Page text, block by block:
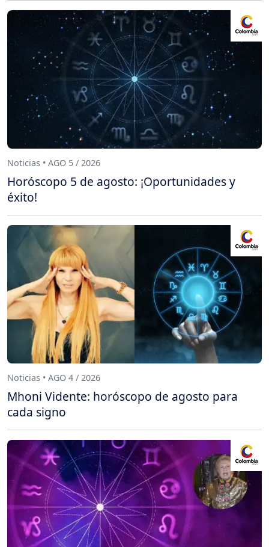
Noticias • AGO 5 / 2026
Horóscopo 5 de agosto: ¡Oportunidades y
éxito!
Noticias • AGO 4 / 2026
Mhoni Vidente: horóscopo de agosto para
cada signo